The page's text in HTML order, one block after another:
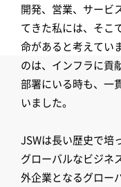
開発、営業、サービ
てきた私には、そこ
命があると考えてい
のは、インフラに貢
部署にいる時も、一
いました。
JSWは長い歴史で培
グローバルなビジネ
外企業となるグロー